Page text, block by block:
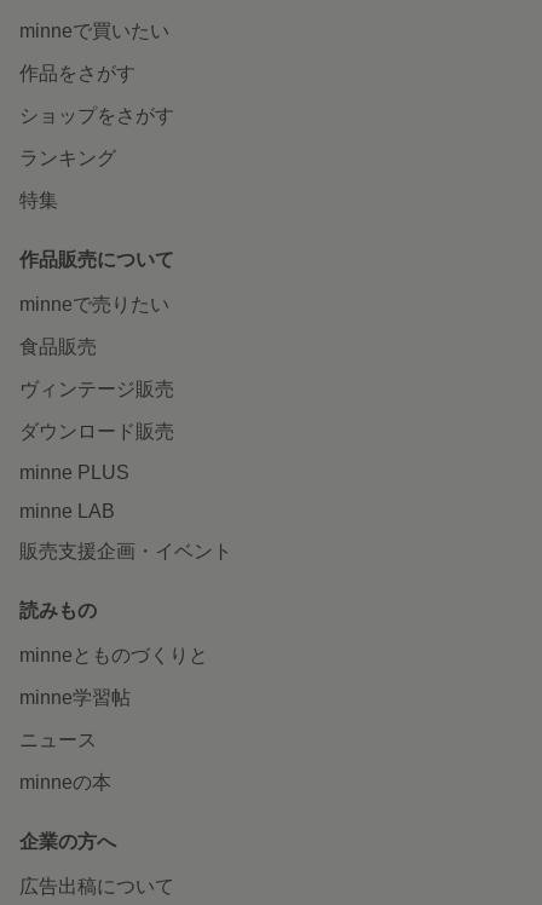
minneで買いたい
作品をさがす
ショップをさがす
ランキング
特集
作品販売について
minneで売りたい
食品販売
ヴィンテージ販売
ダウンロード販売
minne PLUS
minne LAB
販売支援企画・イベント
読みもの
minneとものづくりと
minne学習帖
ニュース
minneの本
企業の方へ
広告出稿について